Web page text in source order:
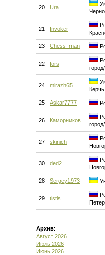
20 Ura
21 Invoker
23 Chess_man
22 fors
24 mirazh65
Керчь
25 Askar7777
26 Каморников
27 skinich
30 ded2
28 Sergey1973
29 tistis
Архив:
Август 2026
Июль 2026
Июнь 2026